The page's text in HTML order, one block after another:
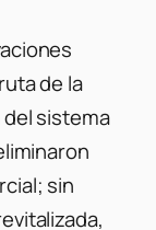
de la
del sistema
sin